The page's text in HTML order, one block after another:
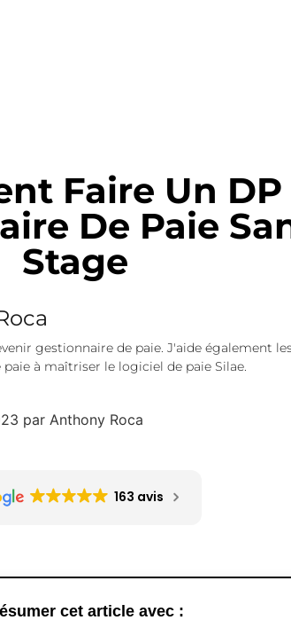
Faire Un DP
De Paie
Stage
gestionnaire de paie. J'aide également
à maîtriser le logiciel de paie Silae.
par Anthony Roca
163 avis
cet article avec :